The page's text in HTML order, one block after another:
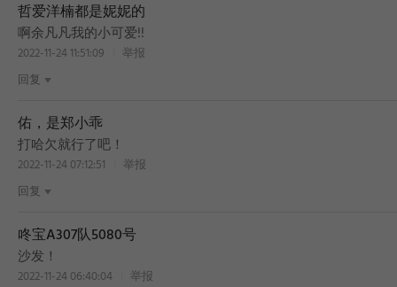
哲爱洋楠都是妮妮的
啊余凡凡我的小可爱!!
2022-11-24 11:51:09
举报
回复
佑，是郑小乖
打哈欠就行了吧！
2022-11-24 07:12:51
举报
回复
咚宝A307队5080号
沙发！
2022-11-24 06:40:04
举报